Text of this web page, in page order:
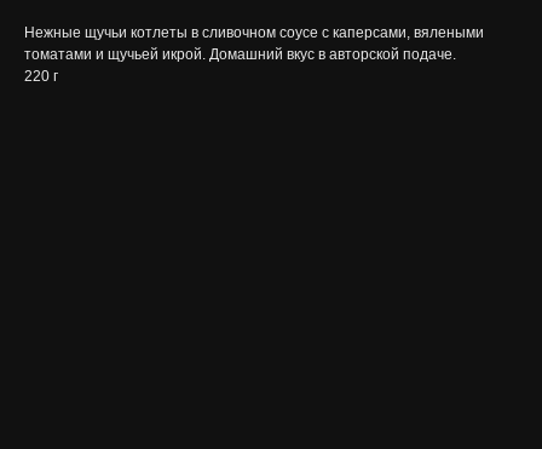
Нежные щучьи котлеты в сливочном соусе с каперсами, вялеными
томатами и щучьей икрой. Домашний вкус в авторской подаче.
220 г